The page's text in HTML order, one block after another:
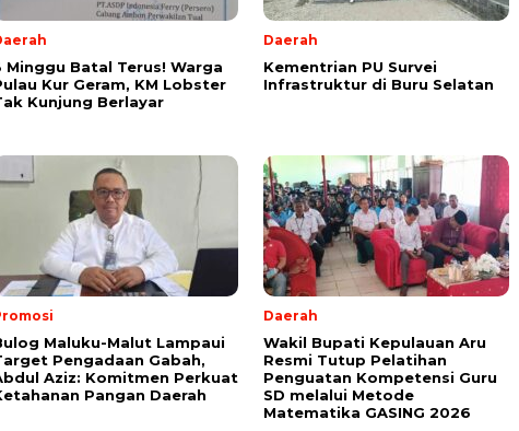
Minggu Batal Terus! Warga
Kur Geram, KM Lobster
Kunjung Berlayar
Daerah
Kementrian PU Survei
Infrastruktur di Buru Selatan
Maluku-Malut Lampaui
Pengadaan Gabah,
Aziz: Komitmen Perkuat
Pangan Daerah
Daerah
Wakil Bupati Kepulauan Aru
Resmi Tutup Pelatihan
Penguatan Kompetensi Guru
SD melalui Metode
Matematika GASING 2026